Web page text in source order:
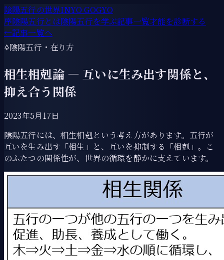
陰陽五行の世界INYO GOGYO
序陰陽五行とは陰陽五行を学ぶ記事一覧才能を診断する
←記事一覧へ
🜍陰陽五行・在り方
相生相剋論 ― 互いに生み出す関係と、
抑え合う関係
2023年5月17日
陰陽五行には、相生相剋という考え方があります。五行が
互いを生み出す「相生」と、互いを抑制する「相剋」。こ
のふたつの関係性が、世界の循環を静かに支えています。